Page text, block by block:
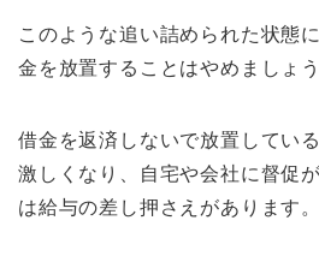
このような追い詰められた状態
金を放置することはやめましょう
借金を返済しないで放置してい
激しくなり、自宅や会社に督促
は給与の差し押さえがあります。